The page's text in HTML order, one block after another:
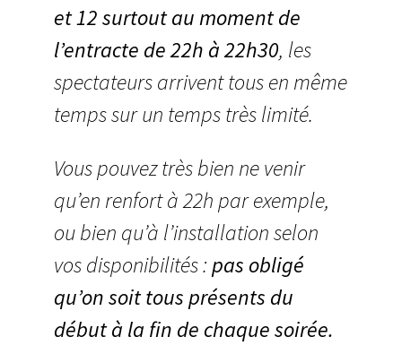
et 12 surtout au moment de
l’entracte de 22h à 22h30, les
spectateurs arrivent tous en même
temps sur un temps très limité.
Vous pouvez très bien ne venir
qu’en renfort à 22h par exemple,
ou bien qu’à l’installation selon
vos disponibilités :pas obligé
qu’on soit tous présents du
début à la fin de chaque soirée.